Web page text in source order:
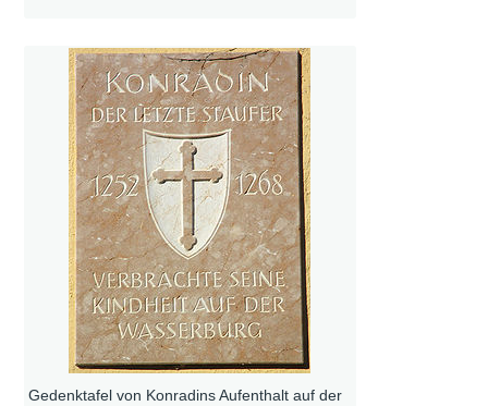
Gedenktafel von Konradins Aufenthalt auf der